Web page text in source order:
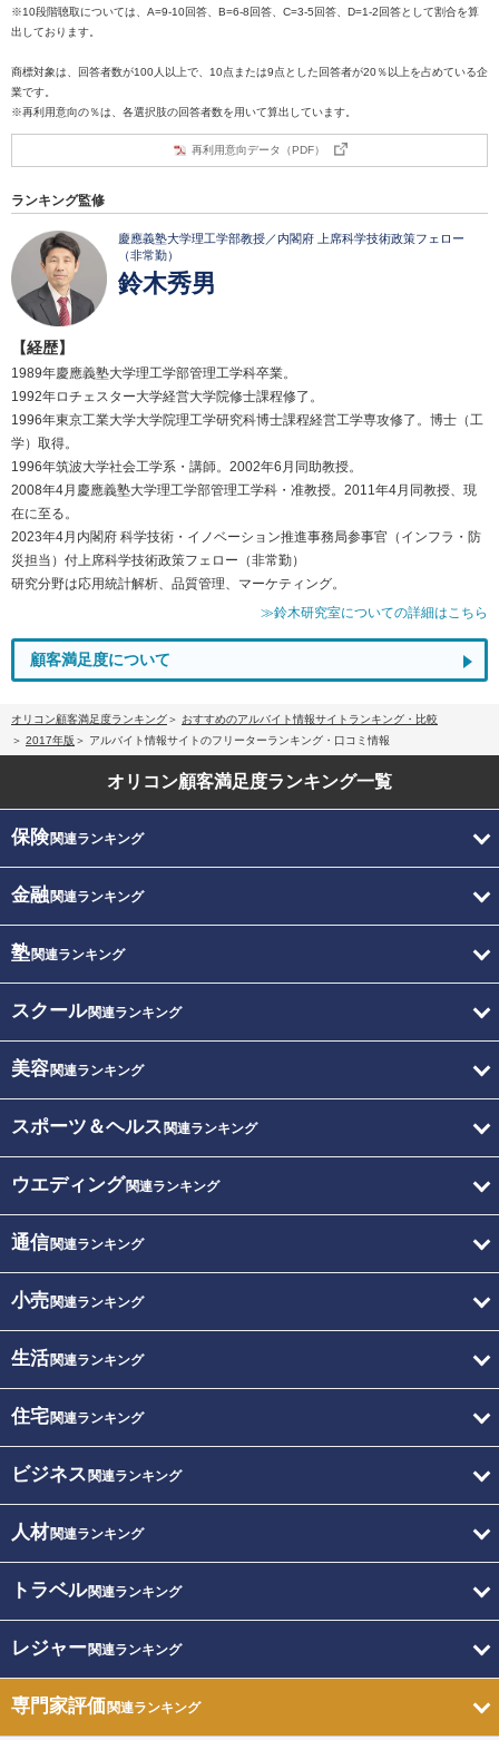
※10段階聴取については、A=9-10回答、B=6-8回答、C=3-5回答、D=1-2回答として割合を算
出しております。
商標対象は、回答者数が100人以上で、10点または9点とした回答者が20％以上を占めている企
業です。
※再利用意向の％は、各選択肢の回答者数を用いて算出しています。
再利用意向データ（PDF）
ランキング監修
慶應義塾大学理工学部教授／内閣府 上席科学技術政策フェロー
（非常勤）
鈴木秀男
【経歴】
1989年慶應義塾大学理工学部管理工学科卒業。
1992年ロチェスター大学経営大学院修士課程修了。
1996年東京工業大学大学院理工学研究科博士課程経営工学専攻修了。博士（工
学）取得。
1996年筑波大学社会工学系・講師。2002年6月同助教授。
2008年4月慶應義塾大学理工学部管理工学科・准教授。2011年4月同教授、現
在に至る。
2023年4月内閣府 科学技術・イノベーション推進事務局参事官（インフラ・防
災担当）付上席科学技術政策フェロー（非常勤）
研究分野は応用統計解析、品質管理、マーケティング。
≫鈴木研究室についての詳細はこちら
顧客満足度について
オリコン顧客満足度ランキング
おすすめのアルバイト情報サイトランキング・比較
2017年版
アルバイト情報サイトのフリーターランキング・口コミ情報
オリコン顧客満足度ランキング一覧
保険関連ランキング
金融関連ランキング
塾関連ランキング
スクール関連ランキング
美容関連ランキング
スポーツ＆ヘルス 関連ランキング
ウエディング関連ランキング
通信関連ランキング
小売関連ランキング
生活関連ランキング
住宅関連ランキング
ビジネス 関連ランキング
人材関連ランキング
トラベル関連ランキング
レジャー関連ランキング
専門家評価関連ランキング